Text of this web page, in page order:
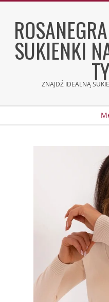
content
SUKIENKI
ZNAJDŹ IDEALNĄ